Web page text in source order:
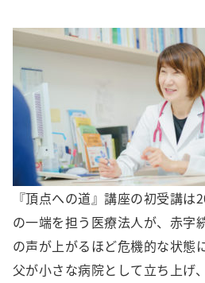
『頂点への道』講座の初受講
の一端を担う医療法人が、赤字
の声が上がるほど危機的な状態
父が小さな病院として立ち上げ